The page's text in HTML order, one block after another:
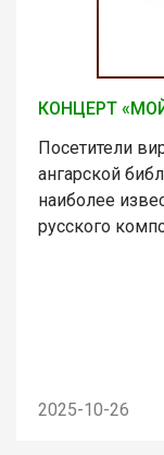
КОНЦЕРТ
Посетители
ангарской
наиболее
русского
2025-10-26